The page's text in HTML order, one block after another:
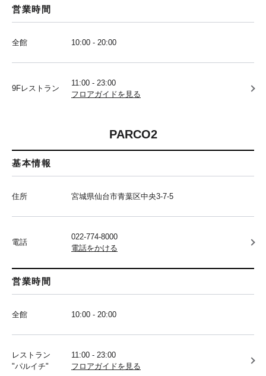
営業時間
全館 10:00 - 20:00
9Fレストラン
11:00 - 23:00
フロアガイドを見る
PARCO2
基本情報
住所 宮城県仙台市青葉区中央3-7-5
電話
022-774-8000
電話をかける
営業時間
全館 10:00 - 20:00
レストラン
"パルイチ"
11:00 - 23:00
フロアガイドを見る